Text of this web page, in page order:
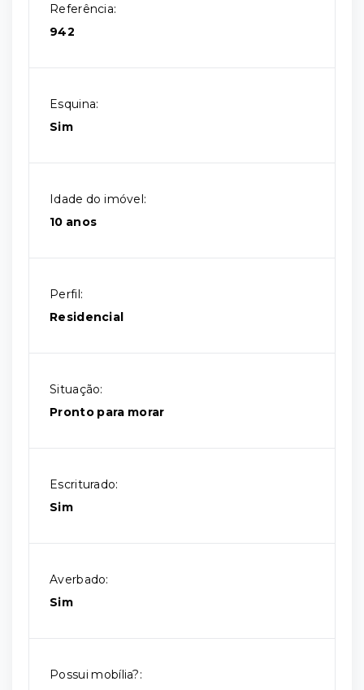
Referência:
942
Esquina:
Sim
Idade do imóvel:
10 anos
Perfil:
Residencial
Situação:
Pronto para morar
Escriturado:
Sim
Averbado:
Sim
Possui mobília?: